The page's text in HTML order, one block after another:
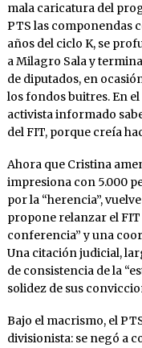
mala caricatura del
PTS las componendas
años del ciclo K, se
a Milagro Sala y
de diputados, en
los fondos buitres. En
activista informado
del FIT, porque creía
Ahora que Cristina
impresiona con 5.000
por la “herencia”,
propone relanzar el
conferencia” y una
Una citación judicial,
de consistencia de la
solidez de sus
Bajo el macrismo, el
divisionista: se negó a